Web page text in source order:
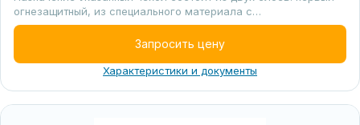
огнезащитный, из специального материала с…
Запросить цену
Характеристики и документы